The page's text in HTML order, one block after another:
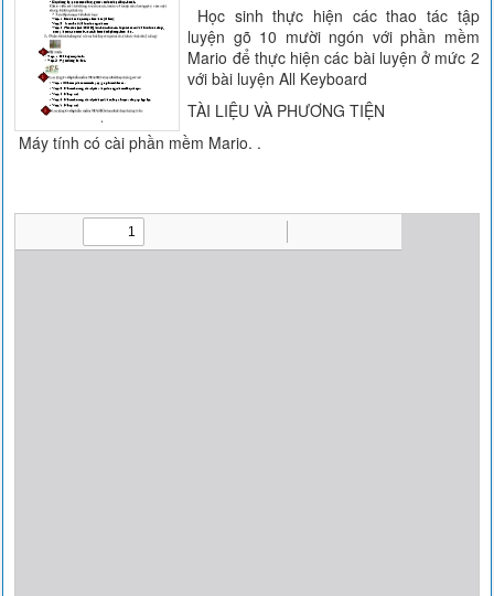
Học sinh thực hiện các thao tác tập
luyện gõ 10 mười ngón với phần mềm
Mario để thực hiện các bài luyện ở mức 2
với bài luyện All Keyboard
TÀI LIỆU VÀ PHƯƠNG TIỆN
Máy tính có cài phần mềm Mario. .